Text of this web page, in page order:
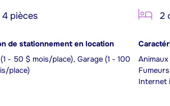
4 pièces 2
de stationnement en location
- 50 $ mois/place), Garage (1 - 100
place)
Internet